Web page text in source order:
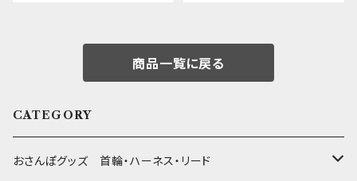
商品一覧に戻る
CATEGORY
おさんぽグッズ 首輪・ハーネス・リード